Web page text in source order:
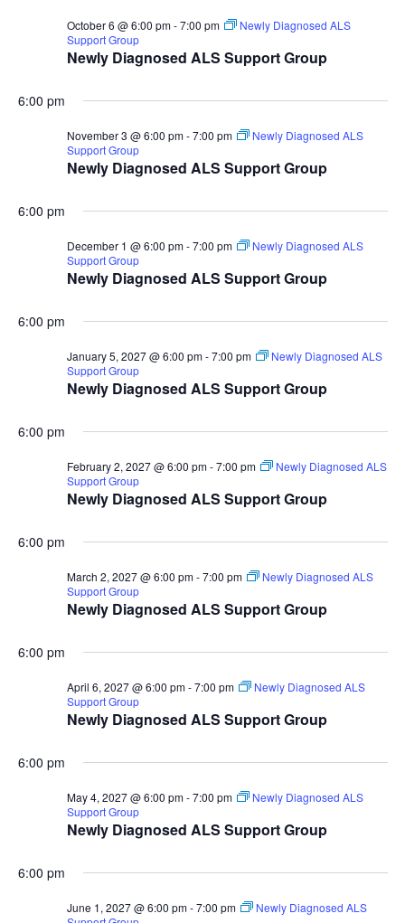
Newly Diagnosed ALS Support Group
October 6 @ 6:00 pm-7:00 pm
Newly Diagnosed ALS
Support Group
6:00 pm
Newly Diagnosed ALS Support Group
November 3 @ 6:00 pm-7:00 pm
Newly Diagnosed ALS
Support Group
6:00 pm
Newly Diagnosed ALS Support Group
December 1 @ 6:00 pm-7:00 pm
Newly Diagnosed ALS
Support Group
6:00 pm
Newly Diagnosed ALS Support Group
January 5, 2027 @ 6:00 pm-7:00 pm
Newly Diagnosed ALS
Support Group
6:00 pm
Newly Diagnosed ALS Support Group
February 2, 2027 @ 6:00 pm-7:00 pm
Newly Diagnosed ALS
Support Group
6:00 pm
Newly Diagnosed ALS Support Group
March 2, 2027 @ 6:00 pm-7:00 pm
Newly Diagnosed ALS
Support Group
6:00 pm
Newly Diagnosed ALS Support Group
April 6, 2027 @ 6:00 pm-7:00 pm
Newly Diagnosed ALS
Support Group
6:00 pm
Newly Diagnosed ALS Support Group
May 4, 2027 @ 6:00 pm-7:00 pm
Newly Diagnosed ALS
Support Group
6:00 pm
June 1, 2027 @ 6:00 pm-7:00 pm
Newly Diagnosed ALS